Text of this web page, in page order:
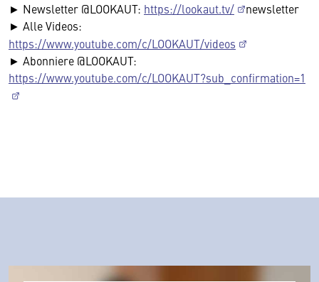
► Newsletter @LOOKAUT: https://lookaut.tv/
newsletter
► Alle Videos:
https://www.youtube.com/c/LOOKAUT/videos
► Abonniere @LOOKAUT:
https://www.youtube.com/c/LOOKAUT?sub_confirmation=1